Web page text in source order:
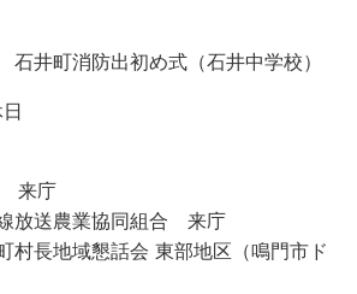
井町消防出初め式（石井中学校）
来庁
放送農業協同組合 来庁
長地域懇話会 東部地区（鳴門市ド